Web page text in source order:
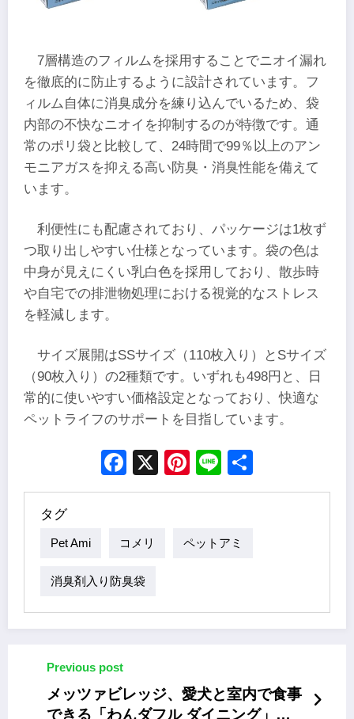
7層構造のフィルムを採用することでニオイ漏れ
を徹底的に防止するように設計されています。フ
ィルム自体に消臭成分を練り込んでいるため、袋
内部の不快なニオイを抑制するのが特徴です。通
常のポリ袋と比較して、24時間で99％以上のアン
モニアガスを抑える高い防臭・消臭性能を備えて
います。
利便性にも配慮されており、パッケージは1枚ず
つ取り出しやすい仕様となっています。袋の色は
中身が見えにくい乳白色を採用しており、散歩時
や自宅での排泄物処理における視覚的なストレス
を軽減します。
サイズ展開はSSサイズ（110枚入り）とSサイズ
（90枚入り）の2種類です。いずれも498円と、日
常的に使いやすい価格設定となっており、快適な
ペットライフのサポートを目指しています。
Facebook
X Pinterest
Line
タグ
Pet Ami コメリ ペットアミ
消臭剤入り防臭袋
Previous post
メッツァビレッジ、愛犬と室内で食事
できる「わんダフル ダイニング」